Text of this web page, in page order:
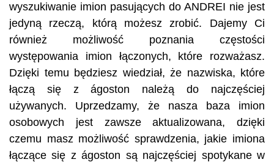
wyszukiwanie imion pasujących do ANDREI nie jest
jedyną rzeczą, którą możesz zrobić. Dajemy Ci
również możliwość poznania częstości
występowania imion łączonych, które rozważasz.
Dzięki temu będziesz wiedział, że nazwiska, które
łączą się z ágoston należą do najczęściej
używanych. Uprzedzamy, że nasza baza imion
osobowych jest zawsze aktualizowana, dzięki
czemu masz możliwość sprawdzenia, jakie imiona
łączące się z ágoston są najczęściej spotykane w